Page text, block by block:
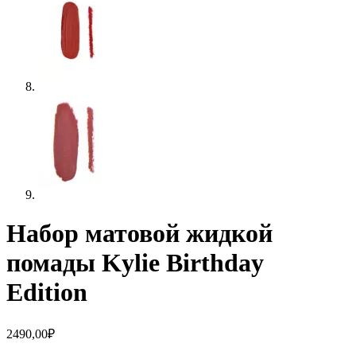
Набор матовой жидкой
помады Kylie Birthday
Edition
2490,00₽